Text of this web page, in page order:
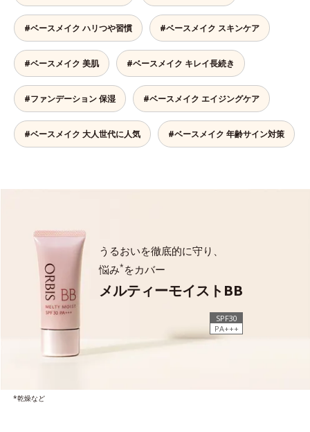
#ベースメイク ハリつや習慣 #ベースメイク スキンケア
#ベースメイク 美肌 #ベースメイク キレイ長続き
#ファンデーション 保湿 #ベースメイク エイジングケア
#ベースメイク 大人世代に人気 #ベースメイク 年齢サイン対策
うるおいを徹底的に守り、
悩み* をカバー
メルティーモイストBB
SPF30
PA+++
*乾燥など